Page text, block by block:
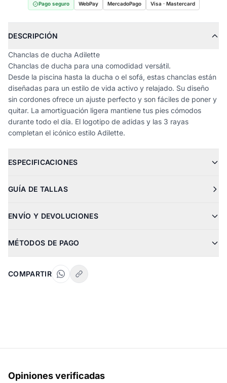
Pago seguro WebPay MercadoPago Visa · Mastercard
DESCRIPCIÓN
Chanclas de ducha Adilette
Chanclas de ducha para una comodidad versátil.
Desde la piscina hasta la ducha o el sofá, estas chanclas están
diseñadas para un estilo de vida activo y relajado. Su diseño
sin cordones ofrece un ajuste perfecto y son fáciles de poner y
quitar. La amortiguación ligera mantiene tus pies cómodos
durante todo el día. El logotipo de adidas y las 3 rayas
completan el icónico estilo Adilette.
ESPECIFICACIONES
GUÍA DE TALLAS
ENVÍO Y DEVOLUCIONES
MÉTODOS DE PAGO
COMPARTIR
Opiniones verificadas